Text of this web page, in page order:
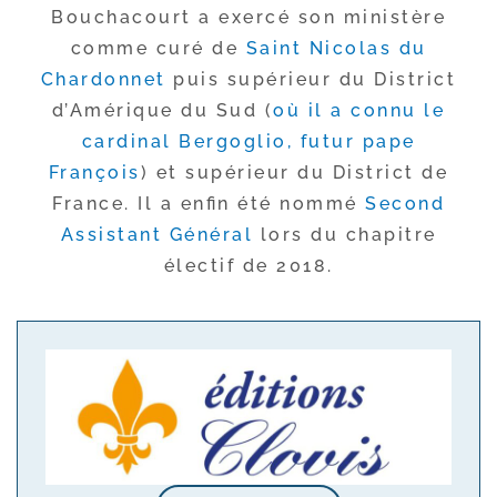
Bouchacourt a exer­cé son minis­tère
comme curé de Saint Nicolas du
Chardonnet puis supé­rieur du District
d’Amérique du Sud (où il a connu le
car­di­nal Bergoglio, futur pape
François) et supé­rieur du District de
France. Il a enfin été nom­mé Second
Assistant Général lors du cha­pitre
élec­tif de 2018.